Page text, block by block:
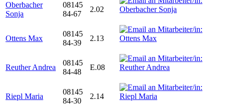
Oberbacher
Sonja
08145
84-67
2.02
Ottens Max
08145
84-39
2.13
Reuther Andrea
08145
84-48
E.08
Riepl Maria
08145
84-30
2.14